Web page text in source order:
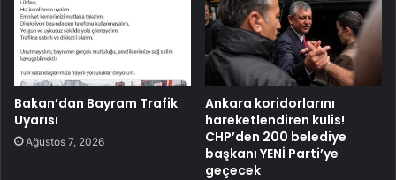
Bakan’dan Bayram Trafik
Uyarısı
Ağustos 7, 2026
Ankara koridorlarını
hareketlendiren kulis!
CHP’den 200 belediye
başkanı YENİ Parti’ye
geçecek